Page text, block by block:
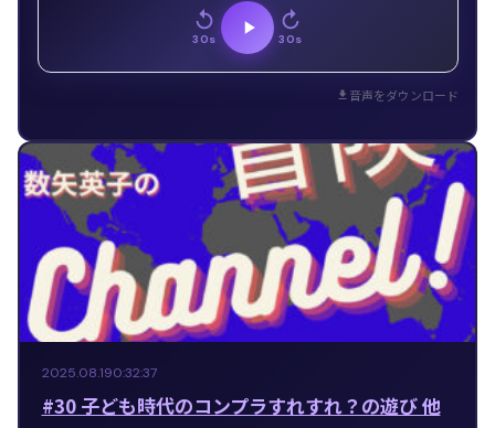
30s 30s
音声をダウンロード
2025.08.190:32:37
#30 子ども時代のコンプラすれすれ？の遊び 他